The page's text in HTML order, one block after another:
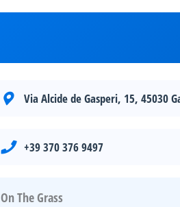
Via Alcide de Gasperi, 15, 45030
+39 370 376 9497
On The Grass